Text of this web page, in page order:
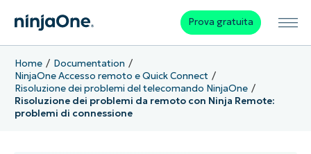
Prova gratuita
Home
Documentation
NinjaOne Accesso remoto e Quick Connect
Risoluzione dei problemi del telecomando NinjaOne
Risoluzione dei problemi da remoto con Ninja Remote:
problemi di connessione